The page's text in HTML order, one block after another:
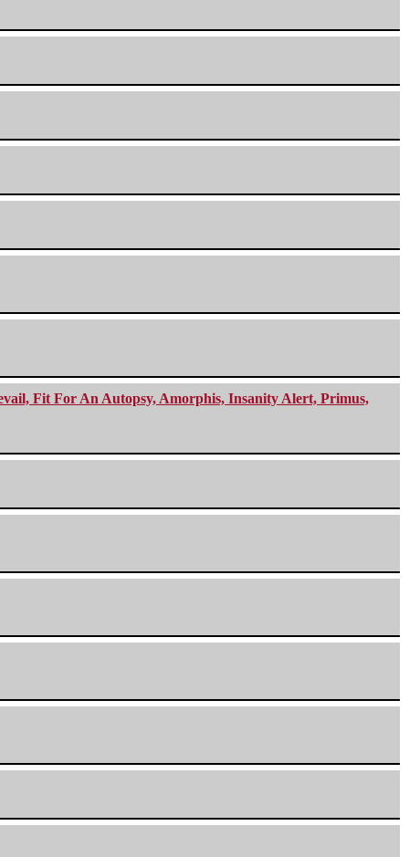
Fit For An Autopsy, Amorphis, Insanity Alert, Primus,